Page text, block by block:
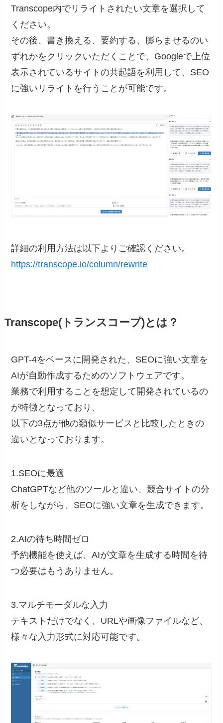
Transcope内でリライトされたい文章を選択して
ください。
その後、書き換える、要約する、膨らませるのい
ずれかをクリックいただくことで、Googleで上位
表示されているサイトの共起語を利用して、SEO
に強いリライトを行うことが可能です。
詳細の利用方法は以下よりご確認ください。
https://transcope.io/column/rewrite
Transcope(トランスコープ)とは？
GPT-4をベースに開発された、SEOに強い文章を
AIが自動作成するためのソフトウェアです。
業務で利用することを想定して開発されているの
が特徴となっており、
以下の3点が他の類似サービスと比較したときの
違いとなっております。
1.SEOに最適
ChatGPTなど他のツールと違い、競合サイトの分
析をしながら、SEOに強い文章を生成できます。
2.AIの待ち時間ゼロ
予約機能を使えば、AIが文章を生成する時間を待
つ必要はもうありません。
3.マルチモーダルな入力
テキストだけでなく、URLや画像ファイルなど、
様々な入力形式に対応可能です。